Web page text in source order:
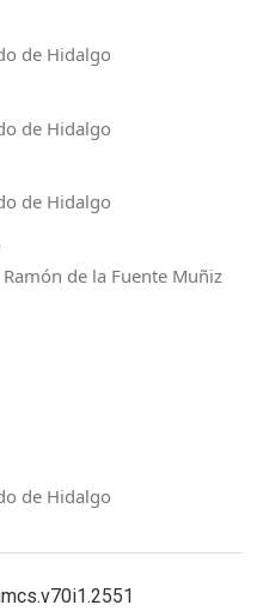
de Hidalgo
de Hidalgo
de Hidalgo
de la Fuente Muñiz
de Hidalgo